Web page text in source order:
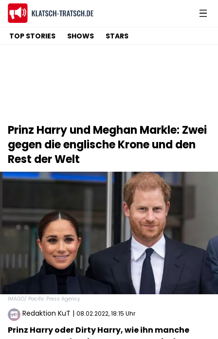
TOP STORIES SHOWS STARS
Prinz Harry und Meghan Markle: Zwei
gegen die englische Krone und den
Rest der Welt
IMAGO/ Pacific Press Agency
Redaktion KuT | 08.02.2022, 18:15 Uhr
Prinz Harry oder Dirty Harry, wie ihn manche